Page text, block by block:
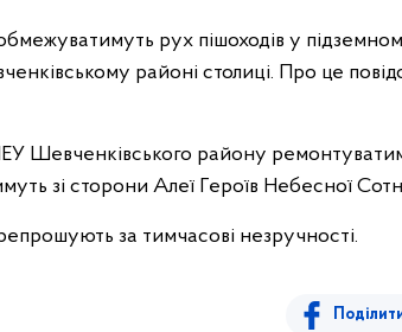
рух пішоходів у
районі столиці. Про це
Шевченківського району
зі сторони Алеї Героїв Небесної
за тимчасові незручності.